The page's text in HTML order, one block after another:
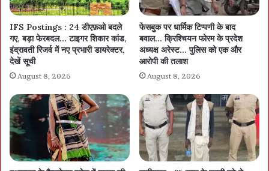
IFS Postings : 24 डीएफ़ओ बदले
गए, बड़ा फेरबदल… टाइगर शिकार कांड,
इंद्रावती रिजर्व में नए प्रभारी डायरेक्टर,
देखें सूची
August 8, 2026
फेसबुक पर धार्मिक टिप्पणी के बाद
बवाल… क्रिश्चियन फोरम के प्रदेश
अध्यक्ष अरेस्ट… पुलिस को एक और
आरोपी की तलाश
August 8, 2026